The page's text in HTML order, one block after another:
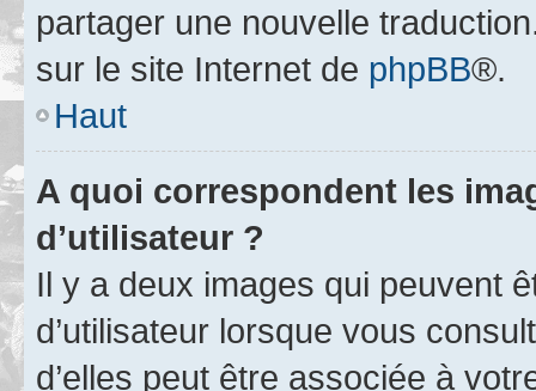
partager une nouvelle
sur le site Internet de phpBB®.
Haut
A quoi correspondent les
d’utilisateur ?
Il y a deux images qui peuvent
d’utilisateur lorsque vous
d’elles peut être associée à